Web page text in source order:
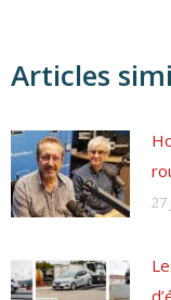
Articles
27